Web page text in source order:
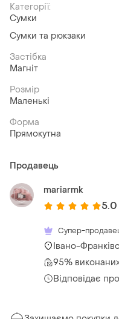
Категорії:
Сумки
Сумки та рюкзаки
Застібка
Магніт
Розмір
Маленькі
Форма
Прямокутна
Продавець
mariarmk
5.0
Супер-
Івано-
95%
Відповідає